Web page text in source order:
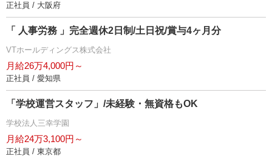
正社員 / 大阪府
「 人事労務 」完全週休2日制/土日祝/賞与4ヶ月分
VTホールディングス株式会社
月給26万4,000円～
正社員 / 愛知県
「学校運営スタッフ」/未経験・無資格もOK
学校法人三幸学園
月給24万3,100円～
正社員 / 東京都